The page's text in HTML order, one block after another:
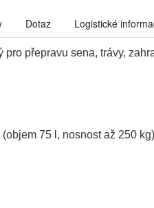
Dotaz Logistické
pro přepravu sena, trávy,
75 l, nosnost až 250